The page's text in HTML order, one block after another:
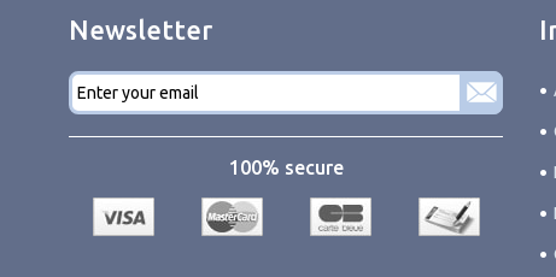
Newsletter
E-
mail
*
100% secure